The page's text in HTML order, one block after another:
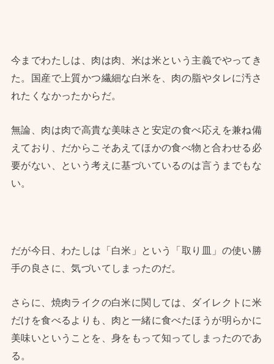
今までわたしは、肉は肉、米は米という主義でやってき
た。国産で上質かつ繊細な白米を、肉の脂やタレに汚さ
れたくなかったからだ。
無論、肉は肉で高貴な美味さと安定の食べ応えを兼ね備
えており、だからこそあえてほかの食べ物と合わせる必
要がない、という考えに基づいているのは言うまでもな
い。
だが今日、わたしは「白米」という「取り皿」の使い勝
手の良さに、気づいてしまったのだ。
さらに、焼肉ライクの白米に関しては、ダイレクトに米
だけを食べるよりも、肉と一緒に食べたほうが明らかに
美味いということを、身をもって知ってしまったのであ
る。